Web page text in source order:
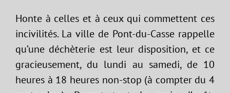
Honte à celles et à ceux qui commettent ces
incivilités. La ville de Pont-du-Casse rappelle
qu’une déchèterie est leur disposition, et ce
gracieusement, du lundi au samedi, de 10
heures à 18 heures non-stop (à compter du 4